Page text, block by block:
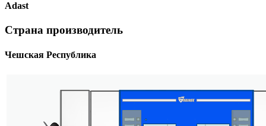
Adast
Страна производитель
Чешская Республика